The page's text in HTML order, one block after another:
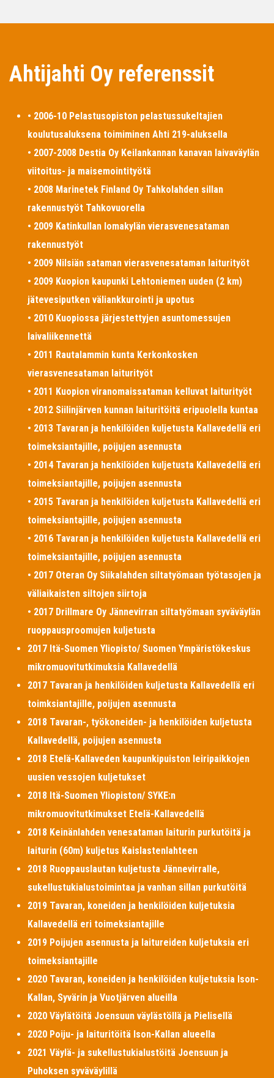
Ahtijahti Oy referenssit
• 2006-10 Pelastusopiston pelastussukeltajien
koulutusaluksena toimiminen Ahti 219-aluksella
• 2007-2008 Destia Oy Keilankannan kanavan laivaväylän
viitoitus- ja maisemointityötä
• 2008 Marinetek Finland Oy Tahkolahden sillan
rakennustyöt Tahkovuorella
• 2009 Katinkullan lomakylän vierasvenesataman
rakennustyöt
• 2009 Nilsiän sataman vierasvenesataman laiturityöt
• 2009 Kuopion kaupunki Lehtoniemen uuden (2 km)
jätevesiputken väliankkurointi ja upotus
• 2010 Kuopiossa järjestettyjen asuntomessujen
laivaliikennettä
• 2011 Rautalammin kunta Kerkonkosken
vierasvenesataman laiturityöt
• 2011 Kuopion viranomaissataman kelluvat laiturityöt
• 2012 Siilinjärven kunnan laituritöitä eripuolella kuntaa
• 2013 Tavaran ja henkilöiden kuljetusta Kallavedellä eri
toimeksiantajille, poijujen asennusta
• 2014 Tavaran ja henkilöiden kuljetusta Kallavedellä eri
toimeksiantajille, poijujen asennusta
• 2015 Tavaran ja henkilöiden kuljetusta Kallavedellä eri
toimeksiantajille, poijujen asennusta
• 2016 Tavaran ja henkilöiden kuljetusta Kallavedellä eri
toimeksiantajille, poijujen asennusta
• 2017 Oteran Oy Siikalahden siltatyömaan työtasojen ja
väliaikaisten siltojen siirtoja
• 2017 Drillmare Oy Jännevirran siltatyömaan syväväylän
ruoppausproomujen kuljetusta
2017 Itä-Suomen Yliopisto/ Suomen Ympäristökeskus
mikromuovitutkimuksia Kallavedellä
2017 Tavaran ja henkilöiden kuljetusta Kallavedellä eri
toimksiantajille, poijujen asennusta
2018 Tavaran-, työkoneiden- ja henkilöiden kuljetusta
Kallavedellä, poijujen asennusta
2018 Etelä-Kallaveden kaupunkipuiston leiripaikkojen
uusien vessojen kuljetukset
2018 Itä-Suomen Yliopiston/ SYKE:n
mikromuovitutkimukset Etelä-Kallavedellä
2018 Keinänlahden venesataman laiturin purkutöitä ja
laiturin (60m) kuljetus Kaislastenlahteen
2018 Ruoppauslautan kuljetusta Jännevirralle,
sukellustukialustoimintaa ja vanhan sillan purkutöitä
2019 Tavaran, koneiden ja henkilöiden kuljetuksia
Kallavedellä eri toimeksiantajille
2019 Poijujen asennusta ja laitureiden kuljetuksia eri
toimeksiantajille
2020 Tavaran, koneiden ja henkilöiden kuljetuksia Ison-
Kallan, Syvärin ja Vuotjärven alueilla
2020 Väylätöitä Joensuun väylästöllä ja Pielisellä
2020 Poiju- ja laituritöitä Ison-Kallan alueella
2021 Väylä- ja sukellustukialustöitä Joensuun ja
Puhoksen syväväylillä